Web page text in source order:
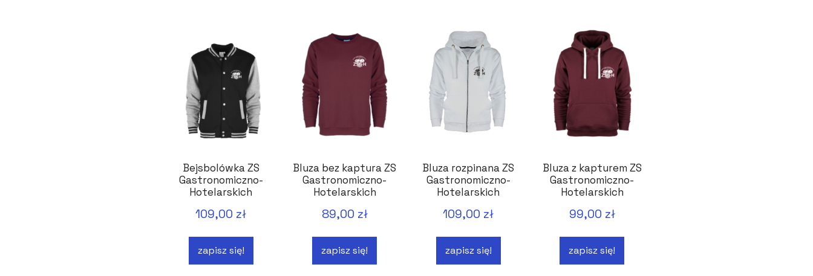
Bejsbolówka ZS
Gastronomiczno-
Hotelarskich
109,00 zł
zapisz się!
Bluza bez kaptura ZS
Gastronomiczno-
Hotelarskich
89,00 zł
zapisz się!
Bluza rozpinana ZS
Gastronomiczno-
Hotelarskich
109,00 zł
zapisz się!
Bluza z kapturem ZS
Gastronomiczno-
Hotelarskich
99,00 zł
zapisz się!